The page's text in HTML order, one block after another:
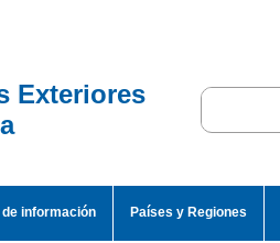
Exteriores
información Países y Regiones